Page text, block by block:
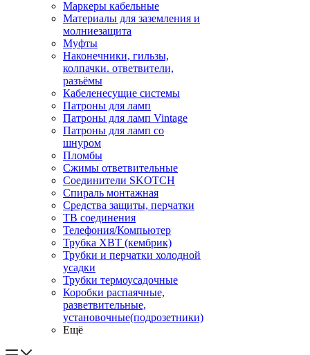
Маркеры кабельные
Материалы для заземления и
молниезащита
Муфты
Наконечники, гильзы,
колпачки. ответвители,
разъёмы
Кабеленесущие системы
Патроны для ламп
Патроны для ламп Vintage
Патроны для ламп со
шнуром
Пломбы
Сжимы ответвительные
Соединители SKOTCH
Спираль монтажная
Средства защиты, перчатки
ТВ соединения
Телефония/Компьютер
Трубка ХВТ (кембрик)
Трубки и перчатки холодной
усадки
Трубки термоусадочные
Коробки распаячные,
разветвительные,
установочные(подрозетники)
Ещё